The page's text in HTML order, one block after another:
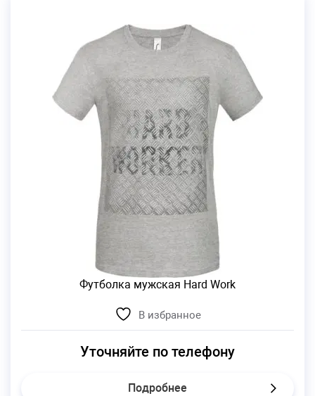
Футболка мужская Hard Work
В избранное
Уточняйте по телефону
Подробнее